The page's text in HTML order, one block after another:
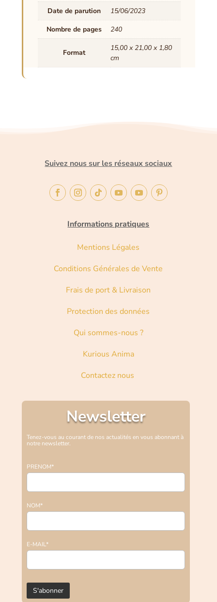
Date de parution
15/06/2023
Nombre de pages
240
Format
15,00 x 21,00 x 1,80
cm
Suivez nous sur les réseaux sociaux
Informations pratiques
Mentions Légales
Conditions Générales de Vente
Frais de port & Livraison
Protection des données
Qui sommes-nous ?
Kurious Anima
Contactez nous
Newsletter
Tenez-vous au courant de nos actualités en vous abonnant à
notre newsletter.
PRENOM*
NOM*
E-MAIL*